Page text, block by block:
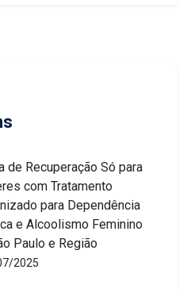
de Recuperação Só para
com Tratamento
para Dependência
e Alcoolismo Feminino
Paulo e Região
2025